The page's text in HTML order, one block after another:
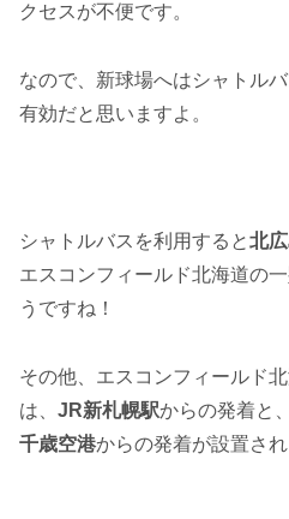
クセスが不便です。
なので、新球場へはシャトル
有効だと思いますよ。
シャトルバスを利用すると北
エスコンフィールド北海道の
うですね！
その他、エスコンフィールド
は、 JR新札幌駅からの発着と、
千歳空港からの発着が設置さ